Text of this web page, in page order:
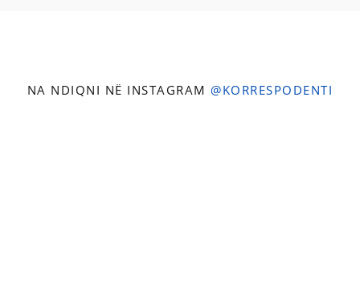
NA NDIQNI NË INSTAGRAM @KORRESPODENTI